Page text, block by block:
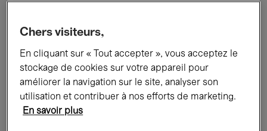
Tous les événements Concerts
Expositions Films Performances
Rencontres & Débats
Chers visiteurs,
En cliquant sur « Tout accepter », vous acceptez le
stockage de cookies sur votre appareil pour
améliorer la navigation sur le site, analyser son
utilisation et contribuer à nos efforts de marketing.
En savoir plus